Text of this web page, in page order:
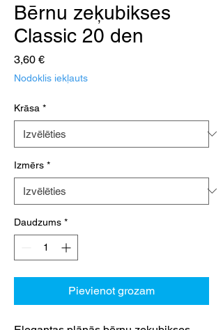
Bērnu zeķubikses
Classic 20 den
3,60 €Cena
Nodoklis iekļauts
Krāsa *
Izmērs *
Daudzums *
Pievienot grozam